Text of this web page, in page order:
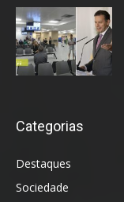
Categorias
Destaques
Sociedade